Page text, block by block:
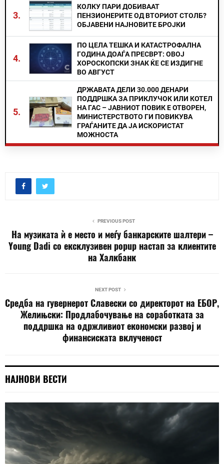
3.
КОЛКУ ПАРИ ДОБИВААТ
ПЕНЗИОНЕРИТЕ ОД ВТОРИОТ СТОЛБ?
ОБЈАВЕНИ НАЈНОВИТЕ БРОЈКИ
4.
ПО ЦЕЛА ТЕШКА И КАТАСТРОФАЛНА
ГОДИНА ДОАЃА ПРЕСВРТ: ОВОЈ
ХОРОСКОПСКИ ЗНАК ЌЕ СЕ ИЗДИГНЕ
ВО АВГУСТ
5.
ДРЖАВАТА ДЕЛИ 30.000 ДЕНАРИ
ПОДДРШКА ЗА ПРИКЛУЧОК ИЛИ КОТЕЛ
НА ГАС – ЈАВНИОТ ПОВИК Е ОТВОРЕН,
МИНИСТЕРСТВОТО ГИ ПОВИКУВА
ГРАЃАНИТЕ ДА ЈА ИСКОРИСТАТ
МОЖНОСТА
PREVIOUS POST
На музиката ѝ е место и меѓу банкарските шалтери –
Young Dadi со ексклузивен popup настап за клиентите
на Халкбанк
NEXT POST
Средба на гувернерот Славески со директорот на ЕБОР,
Желињски: Продлабочување на соработката за
поддршка на одржливиот економски развој и
финансиската вклученост
НАЈНОВИ ВЕСТИ